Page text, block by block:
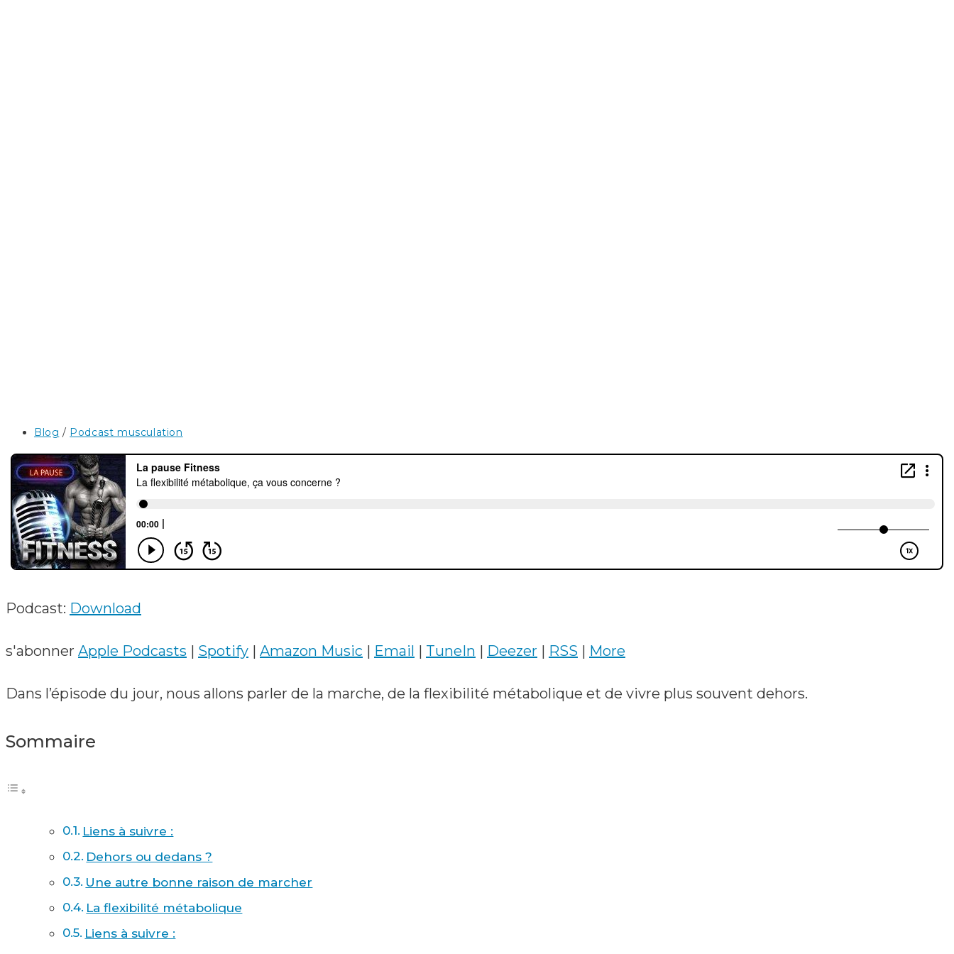
Post
Blog / Podcast musculation
Podcast: Download
s'abonner Apple Podcasts | Spotify | Amazon Music | Email | TuneIn | Deezer | RSS | More
Dans l’épisode du jour, nous allons parler de la marche, de la flexibilité métabolique et de vivre plus souvent dehors.
Sommaire
Liens à suivre :
Dehors ou dedans ?
Une autre bonne raison de marcher
La flexibilité métabolique
Liens à suivre :